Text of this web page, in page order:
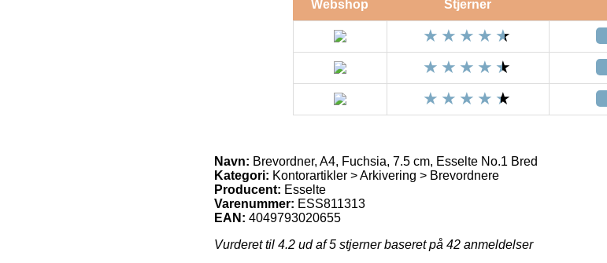
Webshop Stjerner
Navn: Brevordner, A4, Fuchsia, 7.5 cm, Esselte No.1 Bred
Kategori: Kontorartikler > Arkivering > Brevordnere
Producent: Esselte
Varenummer: ESS811313
EAN: 4049793020655
Vurderet til 4.2 ud af 5 stjerner baseret på 42 anmeldelser